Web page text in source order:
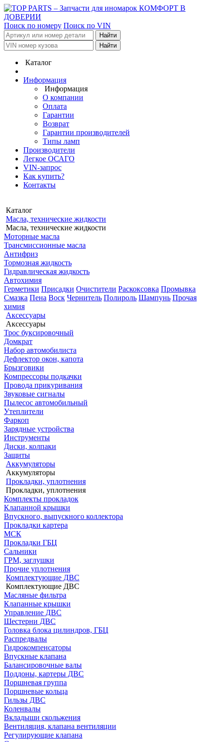
КОМФОРТ В
ДОВЕРИИ
Поиск по номеру Поиск по VIN
Каталог
Информация
Информация
О компании
Оплата
Гарантии
Возврат
Гарантии производителей
Типы ламп
Производители
Легкое ОСАГО
VIN-запрос
Как купить?
Контакты
Каталог
Масла, технические жидкости
Масла, технические жидкости
Моторные масла
Трансмиссионные масла
Антифриз
Тормозная жидкость
Гидравлическая жидкость
Автохимия
Герметики Присадки Очистители Раскоксовка Промывка
Смазка Пена Воск Чернитель Полироль Шампунь Прочая
химия
Аксессуары
Аксессуары
Трос буксировочный
Домкрат
Набор автомобилиста
Дефлектор окон, капота
Брызговики
Компрессоры подкачки
Провода прикуривания
Звуковые сигналы
Пылесос автомобильный
Утеплители
Фаркоп
Зарядные устройства
Инструменты
Диски, колпаки
Защиты
Аккумуляторы
Аккумуляторы
Прокладки, уплотнения
Прокладки, уплотнения
Комплекты прокладок
Клапанной крышки
Впускного, выпускного коллектора
Прокладки картера
МСК
Прокладки ГБЦ
Сальники
ГРМ, заглушки
Прочие уплотнения
Комплектующие ДВС
Комплектующие ДВС
Масляные фильтра
Клапанные крышки
Управление ДВС
Шестерни ДВС
Головка блока цилиндров, ГБЦ
Распредвалы
Гидрокомпенсаторы
Впускные клапана
Балансировочные валы
Поддоны, картеры ДВС
Поршневая группа
Поршневые кольца
Гильзы ДВС
Коленвалы
Вкладыши скольжения
Вентиляция, клапана вентиляции
Регулирующие клапана